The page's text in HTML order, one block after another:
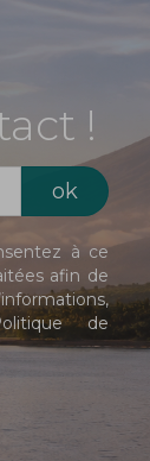
!
à ce
afin de
de